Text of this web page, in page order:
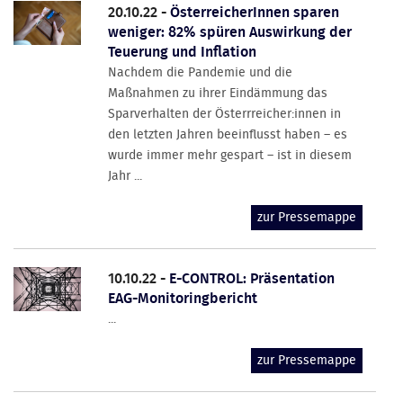
20.10.22 -ÖsterreicherInnen sparen
weniger: 82% spüren Auswirkung der
Teuerung und Inflation
Nachdem die Pandemie und die
Maßnahmen zu ihrer Eindämmung das
Sparverhalten der Österrreicher:innen in
den letzten Jahren beeinflusst haben – es
wurde immer mehr gespart – ist in diesem
Jahr ...
zur Pressemappe
10.10.22 - E-CONTROL: Präsentation
EAG-Monitoringbericht
...
zur Pressemappe